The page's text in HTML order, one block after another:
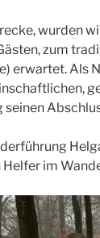
wurden
zum
erwartet. Als
im